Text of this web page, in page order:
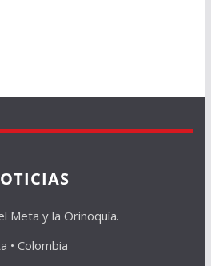
Meta y la Orinoquía.
• Colombia